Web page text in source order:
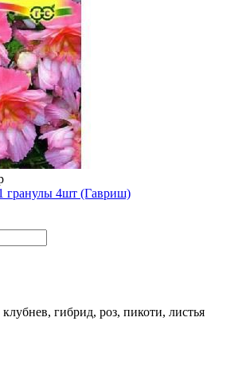
гранулы 4шт (Гавриш)
гибрид, роз, пикоти, листья